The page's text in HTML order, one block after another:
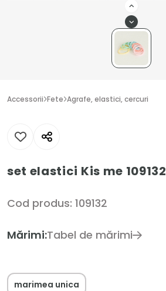
Accessorii Fete Agrafe, elastici, cercuri
set elastici Kis me 109132
Cod produs: 109132
Mărimi:Tabel de mărimi
marimea unica